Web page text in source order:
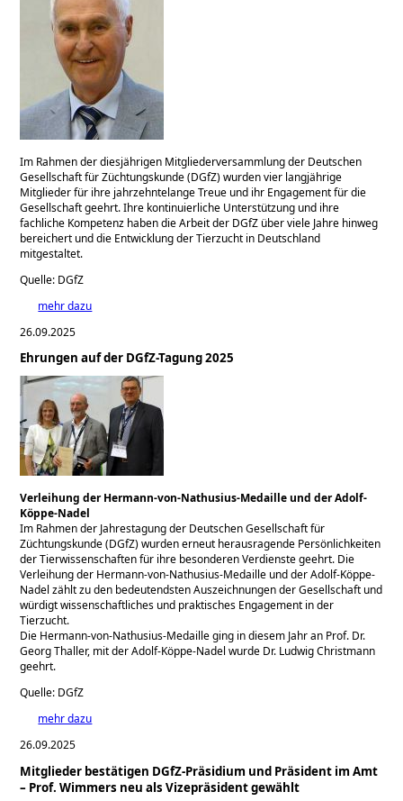
Im Rahmen der diesjährigen Mitgliederversammlung der Deutschen
Gesellschaft für Züchtungskunde (DGfZ) wurden vier langjährige
Mitglieder für ihre jahrzehntelange Treue und ihr Engagement für die
Gesellschaft geehrt. Ihre kontinuierliche Unterstützung und ihre
fachliche Kompetenz haben die Arbeit der DGfZ über viele Jahre hinweg
bereichert und die Entwicklung der Tierzucht in Deutschland
mitgestaltet.
Quelle: DGfZ
mehr dazu
26.09.2025
Ehrungen auf der DGfZ-Tagung 2025
Verleihung der Hermann-von-Nathusius-Medaille und der Adolf-
Köppe-Nadel
Im Rahmen der Jahrestagung der Deutschen Gesellschaft für
Züchtungskunde (DGfZ) wurden erneut herausragende Persönlichkeiten
der Tierwissenschaften für ihre besonderen Verdienste geehrt. Die
Verleihung der Hermann-von-Nathusius-Medaille und der Adolf-Köppe-
Nadel zählt zu den bedeutendsten Auszeichnungen der Gesellschaft und
würdigt wissenschaftliches und praktisches Engagement in der
Tierzucht.
Die Hermann-von-Nathusius-Medaille ging in diesem Jahr an Prof. Dr.
Georg Thaller, mit der Adolf-Köppe-Nadel wurde Dr. Ludwig Christmann
geehrt.
Quelle: DGfZ
mehr dazu
26.09.2025
Mitglieder bestätigen DGfZ-Präsidium und Präsident im Amt
– Prof. Wimmers neu als Vizepräsident gewählt